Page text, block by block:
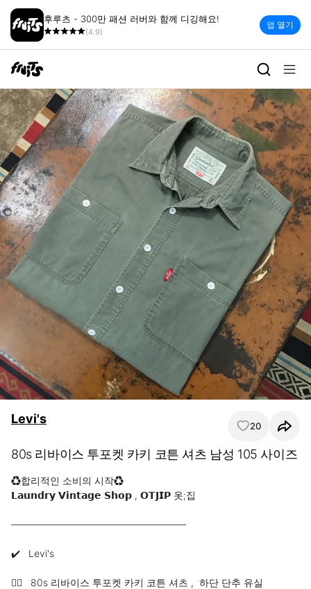
후루츠 - 300만 패션 러버와 함께 디깅해요!
(4.9)
앱 열기
Levi's 20
80s 리바이스 투포켓 카키 코튼 셔츠 남성 105 사이즈
♻️합리적인 소비의 시작♻️
𝗟𝗮𝘂𝗻𝗱𝗿𝘆 𝗩𝗶𝗻𝘁𝗮𝗴𝗲 𝗦𝗵𝗼𝗽 , 𝗢𝗧𝗝𝗜𝗣 옷;집
——————————————————
✔️   Levi's
✍🏻   80s 리바이스 투포켓 카키 코튼 셔츠 ,  하단 단추 유실